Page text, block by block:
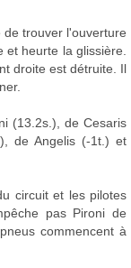
trouver l'ouverture
et heurte la glissière.
droite est détruite. Il
(13.2s.), de Cesaris
de Angelis (-1t.) et
circuit et les pilotes
pas Pironi de
commencent à